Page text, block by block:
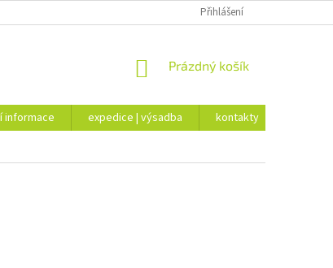
KONTAKTY
Přihlášení
NÁKUPNÍ
Prázdný košík
informace expedice | výsadba
kontakty